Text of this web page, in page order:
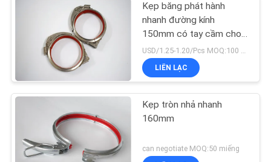
Kẹp băng phát hành
nhanh đường kính
150mm có tay cầm cho
ống dẫn được kết nối
LIÊN LẠC
Kẹp tròn nhả nhanh
160mm
can negotiate MOQ:50 miếng